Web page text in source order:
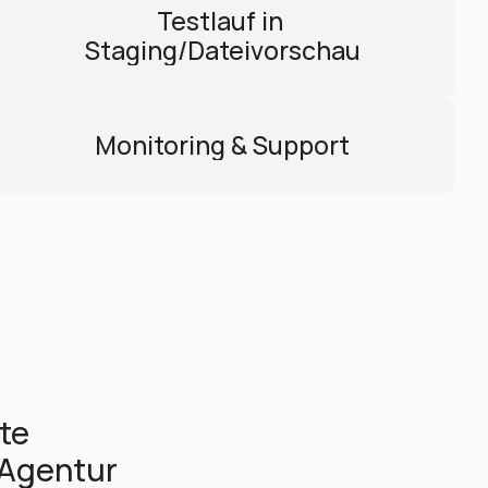
Testlauf in
Staging/Dateivorschau
Monitoring & Support